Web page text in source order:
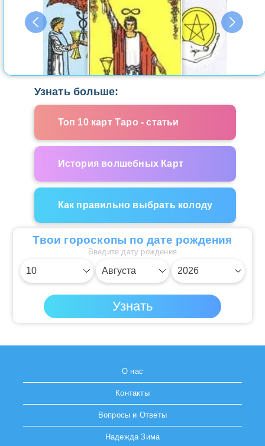
Узнать больше:
Топ 10 карт Таро - статьи
История волшебных Карт
Как правильно выбрать колоду
Твои гороскопы по дате рождения
Введите дату рождения
О нас
Контакты
Вопросы и Ответы
Надежда Зима